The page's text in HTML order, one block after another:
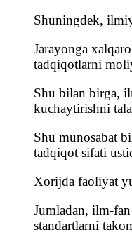
Shuningdek,
Jarayonga
tadqiqotlarni
Shu bilan birga,
kuchaytirishni
Shu munosabat
tadqiqot sifati
Xorijda faoliyat
Jumladan, ilm-
standartlarni